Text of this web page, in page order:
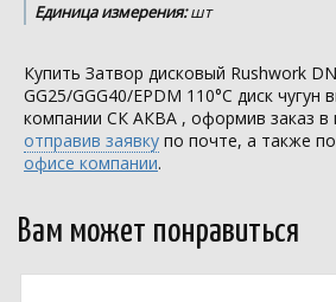
Единица измерения:шт
Купить Затвор дисковый Rushwork
GG25/GGG40/EPDM 110°С диск чугун
компании СК АКВА , оформив заказ в
отправив заявку по почте, а также
офисе компании.
Вам может понравиться